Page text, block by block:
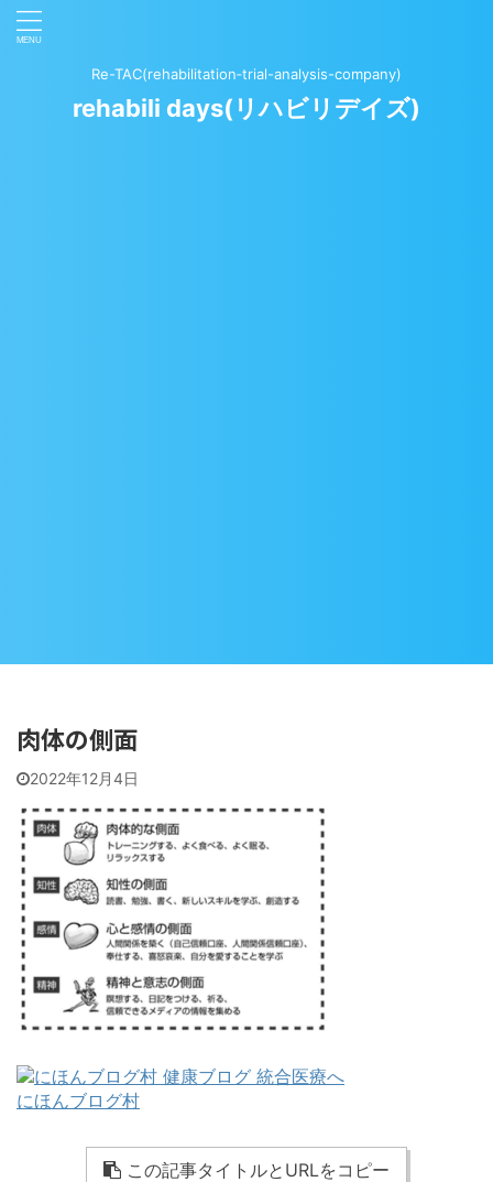
Re-TAC(rehabilitation‐trial-analysis-company)
rehabili days(リハビリデイズ)
肉体の側面
2022年12月4日
にほんブログ村
この記事タイトルとURLをコピー